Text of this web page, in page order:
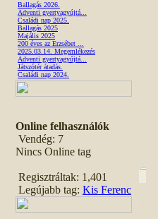
Ballagás 2026.
Adventi gyertyagyújtá...
Családi nap 2025.
Ballagás 2025
Majális 2025
200 éves az Erzsébet ...
2025.03.14. Megemlékezés
Adventi gyertyagyújtá...
Játszótér átadás.
Családi nap 2024.
Online felhasználók
Vendég: 7
Nincs Online tag
Regisztráltak: 1,401
Legújabb tag: Kis Ferenc